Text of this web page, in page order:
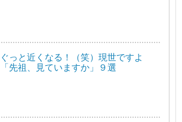
ぐっと近くなる！（笑）現世ですよ
「先祖、見ていますか」９選